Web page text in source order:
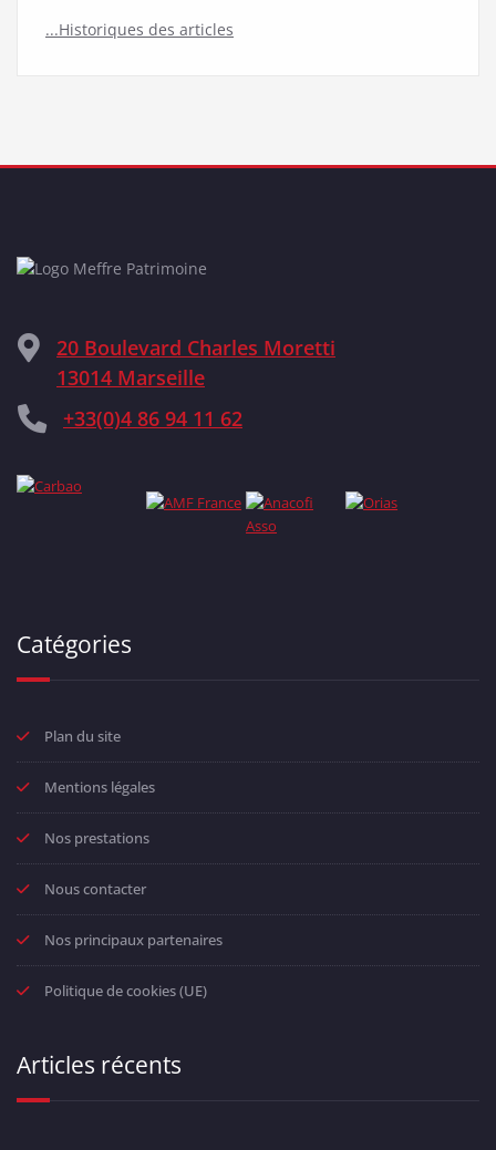
...Historiques des articles
20 Boulevard Charles Moretti
13014 Marseille
+33(0)4 86 94 11 62
Catégories
Plan du site
Mentions légales
Nos prestations
Nous contacter
Nos principaux partenaires
Politique de cookies (UE)
Articles récents